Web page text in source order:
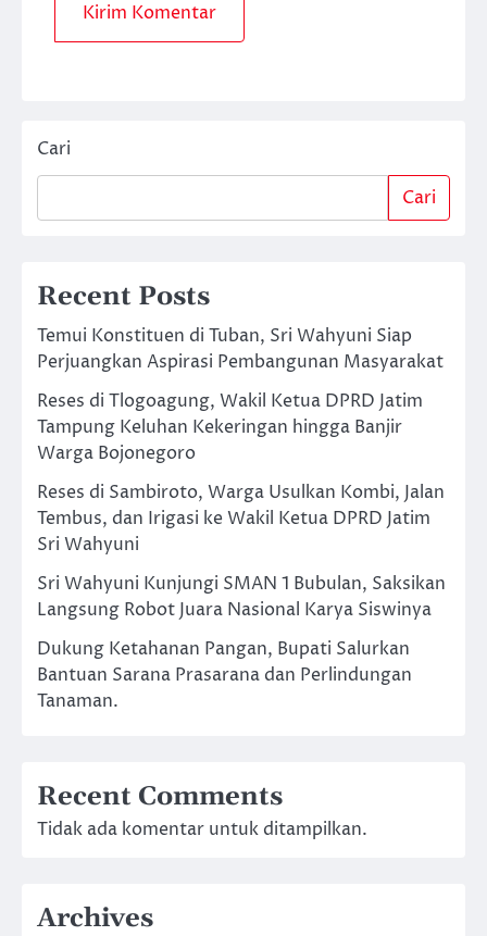
Cari
Cari
Recent Posts
Temui Konstituen di Tuban, Sri Wahyuni Siap
Perjuangkan Aspirasi Pembangunan Masyarakat
Reses di Tlogoagung, Wakil Ketua DPRD Jatim
Tampung Keluhan Kekeringan hingga Banjir
Warga Bojonegoro
Reses di Sambiroto, Warga Usulkan Kombi, Jalan
Tembus, dan Irigasi ke Wakil Ketua DPRD Jatim
Sri Wahyuni
Sri Wahyuni Kunjungi SMAN 1 Bubulan, Saksikan
Langsung Robot Juara Nasional Karya Siswinya
Dukung Ketahanan Pangan, Bupati Salurkan
Bantuan Sarana Prasarana dan Perlindungan
Tanaman.
Recent Comments
Tidak ada komentar untuk ditampilkan.
Archives